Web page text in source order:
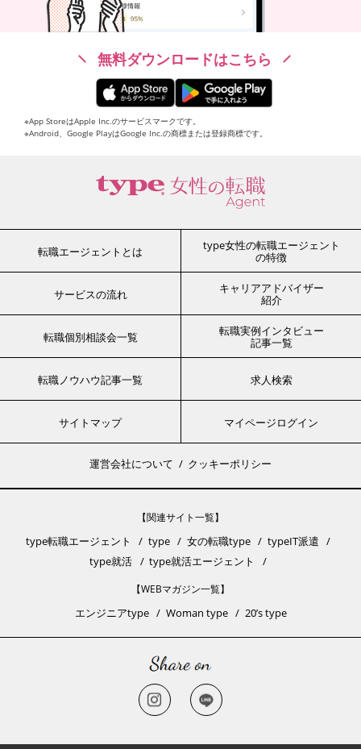
無料ダウンロードはこちら
※App StoreはApple Inc.のサービスマークです。
※Android、Google PlayはGoogle Inc.の商標または登録商標です。
転職エージェントとは
type女性の転職エージェント
の特徴
サービスの流れ
キャリアアドバイザー
紹介
転職個別相談会一覧
転職実例インタビュー
記事一覧
転職ノウハウ記事一覧 求人検索
サイトマップ マイページログイン
運営会社について クッキーポリシー
【関連サイト一覧】
type転職エージェント type 女の転職type
typeIT派遣
type就活
type就活エージェント
【WEBマガジン一覧】
エンジニアtype Woman type 20’s type